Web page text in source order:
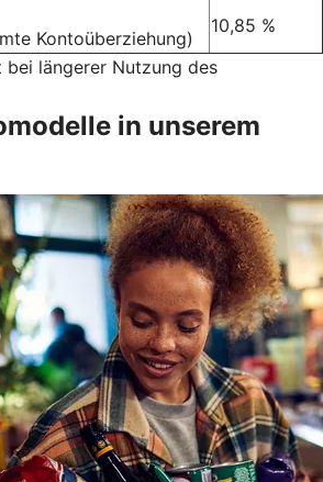
Kontoüberziehung)
10,85 %
bei längerer Nutzung des
in unserem